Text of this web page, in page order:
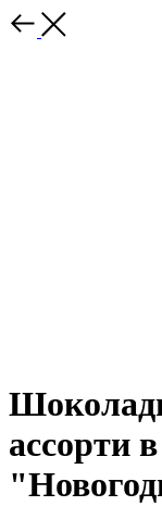
ассорти